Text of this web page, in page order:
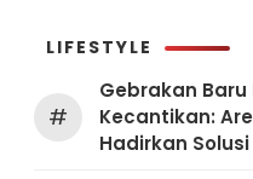
LIFESTYLE
#
Gebrakan Baru
Kecantikan:
Hadirkan